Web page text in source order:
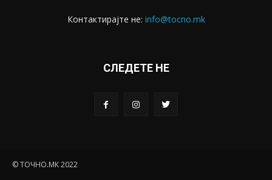
Контактирајте не: info@tocno.mk
СЛЕДЕТЕ НЕ
© ТОЧНО.МК 2022